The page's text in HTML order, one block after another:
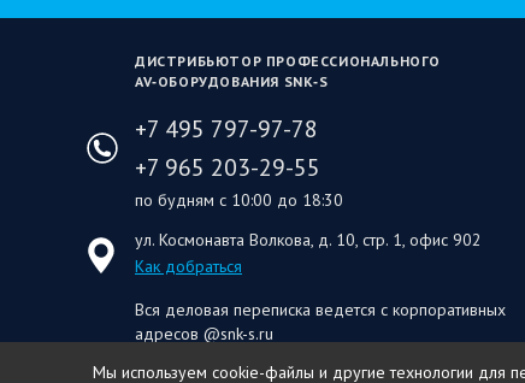
ДИСТРИБЬЮТОР ПРОФЕССИОНАЛЬНОГО
AV‑ОБОРУДОВАНИЯ SNK‑S
+7 495 797-97-78
+7 965 203-29-55
по будням с 10:00 до 18:30
ул. Космонавта Волкова, д. 10, стр. 1, офис 902
Как добраться
Вся деловая переписка ведется с корпоративных
адресов @snk-s.ru
Мы используем cookie-файлы и другие технологии для